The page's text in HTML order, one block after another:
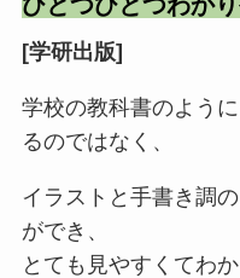
[学研出版]
学校の教科書のよう
るのではなく、
イラストと手書き調
ができ、
とても見やすくてわか